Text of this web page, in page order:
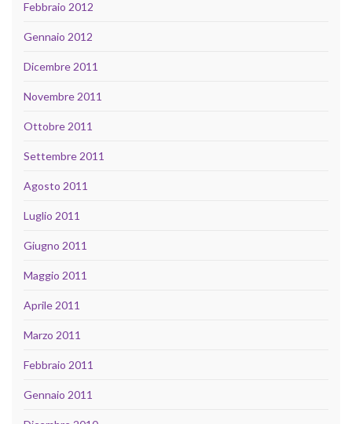
Febbraio 2012
Gennaio 2012
Dicembre 2011
Novembre 2011
Ottobre 2011
Settembre 2011
Agosto 2011
Luglio 2011
Giugno 2011
Maggio 2011
Aprile 2011
Marzo 2011
Febbraio 2011
Gennaio 2011